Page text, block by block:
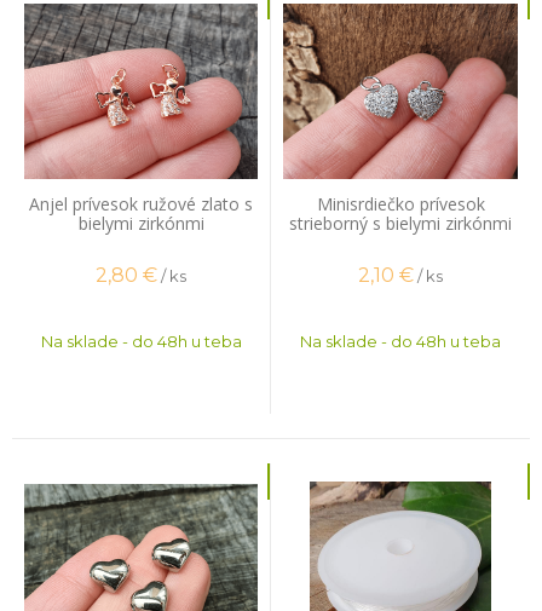
Anjel prívesok ružové zlato s
bielymi zirkónmi
2,80 €/ ks
Na sklade - do 48h u teba
Minisrdiečko prívesok
strieborný s bielymi zirkónmi
2,10 €/ ks
Na sklade - do 48h u teba